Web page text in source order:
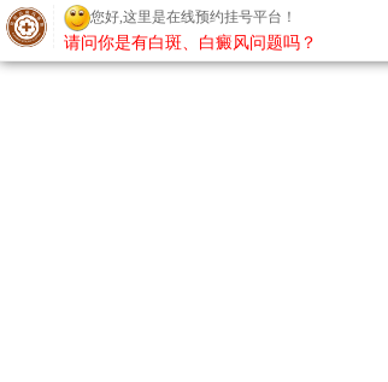
您好,这里是在线预约挂号平台！
请问你是有白斑、白癜风问题吗？